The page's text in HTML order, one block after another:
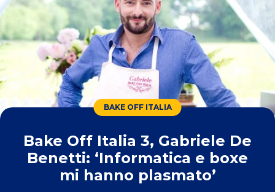
BAKE OFF ITALIA
Bake Off Italia 3, Gabriele De
Benetti: ‘Informatica e boxe
mi hanno plasmato’